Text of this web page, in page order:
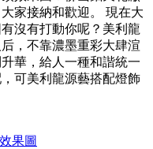
家接納和歡迎。 現在大
沒有打動你呢？美利龍
，不靠濃墨重彩大肆渲
華，給人一種和諧統一
可美利龍源藝搭配燈飾